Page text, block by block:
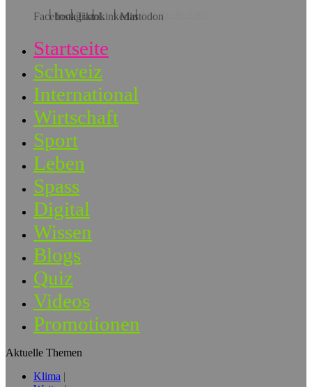
Hol dir die App!
Startseite
Schweiz
International
Wirtschaft
Sport
Leben
Spass
Digital
Wissen
Blogs
Quiz
Videos
Promotionen
Aktuelle Themen
Klima